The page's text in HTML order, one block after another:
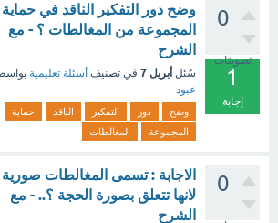
0
تصويتات
1
إجابة
وضح دور التفكير الناقد في حماية
المجموعة من المغالطات ؟ - مع
الشرح
سُئل أبريل 7 في تصنيف أسئلة تعليمية
عبود
وضح دور التفكير الناقد
حماية
المجموعة
المغالطات
0
الاجابة : تسمى المغالطات صورية
لانها تتعلق بصورة الحجة ؟.. - مع
الشرح